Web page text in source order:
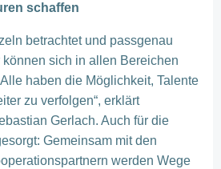
schaffen
betrachtet und passgenau
sich in allen Bereichen
haben die Möglichkeit, Talente
zu verfolgen“, erklärt
Gerlach. Auch für die
Gemeinsam mit den
werden Wege